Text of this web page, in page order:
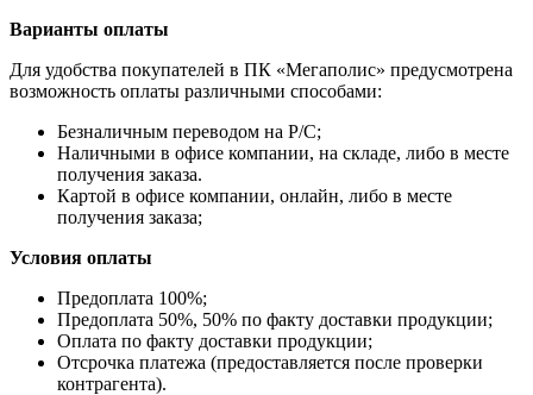
Варианты оплаты
Для удобства покупателей в ПК «Мегаполис» предусмотрена
возможность оплаты различными способами:
Безналичным переводом на Р/С;
Наличными в офисе компании, на складе, либо в месте
получения заказа.
Картой в офисе компании, онлайн, либо в месте
получения заказа;
Условия оплаты
Предоплата 100%;
Предоплата 50%, 50% по факту доставки продукции;
Оплата по факту доставки продукции;
Отсрочка платежа (предоставляется после проверки
контрагента).